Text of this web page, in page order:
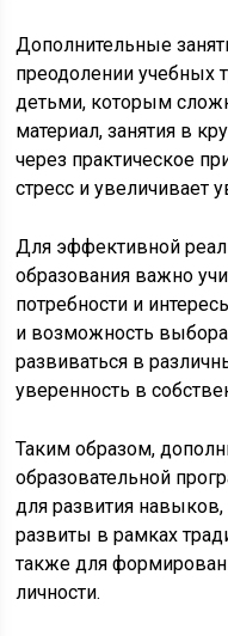
Дополнительные
преодолении учебных
детьми, которым
материал, занятия в
через практическое
стресс и увеличивает
Для эффективной
образования важно
потребности и
и возможность
развиваться в
уверенность в
Таким образом,
образовательной
для развития
развиты в рамках
также для
личности.